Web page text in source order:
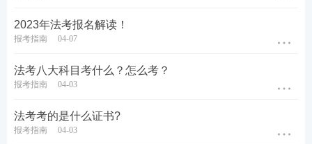
2.拥护中华人民共和国宪法，享有选举权和被选举
3.具有良好的政治、业务素质和道德品行；
4.具有完全民事行为能力；
2023年法考报名解读！
报考指南 04-07
法考八大科目考什么？怎么考？
报考指南 04-03
法考考的是什么证书?
报考指南 04-03